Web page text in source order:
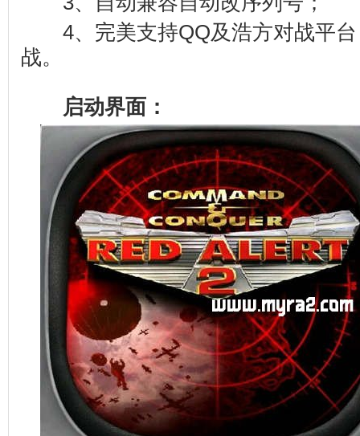
4、完美支持QQ及浩方对战平台
战。
启动界面：